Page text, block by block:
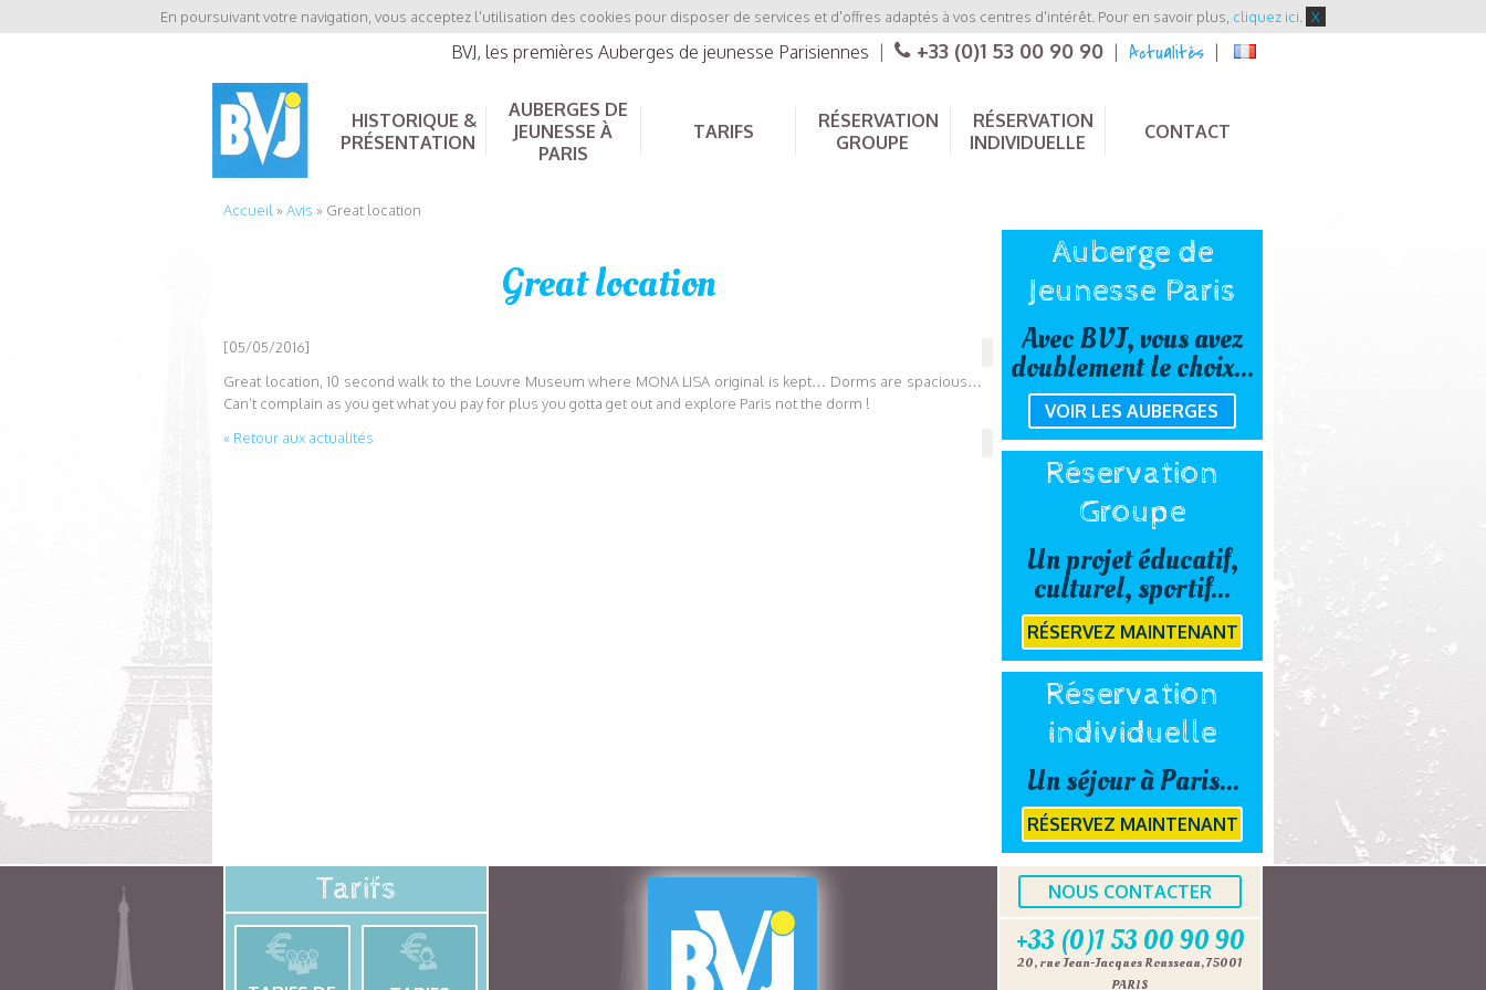
En poursuivant votre navigation, vous acceptez l'utilisation des cookies pour disposer de services et d'offres adaptés à vos centres d'intérêt. Pour en savoir plus, cliquez ici X
BVJ, les premières Auberges de jeunesse Parisiennes +33 (0)1 53 00 90 90 Actualités
HISTORIQUE &
PRÉSENTATION
AUBERGES DE
JEUNESSE À
PARIS
TARIFS
RÉSERVATION
GROUPE
RÉSERVATION
INDIVIDUELLE
CONTACT
Accueil »Avis » Great location
Great location
[05/05/2016]
Great location, 10 second walk to the Louvre Museum where MONA LISA original is kept… Dorms are spacious…
Can’t complain as you get what you pay for plus you gotta get out and explore Paris not the dorm !
« Retour aux actualités
Auberge de
Jeunesse Paris
Avec BVJ, vous avez
doublement le choix...
VOIR LES AUBERGES
Réservation
Groupe
Un projet éducatif,
culturel, sportif...
RÉSERVEZ MAINTENANT
Réservation
individuelle
Un séjour à Paris...
RÉSERVEZ MAINTENANT
Tarifs NOUS CONTACTER
+33 (0)1 53 00 90 90
20, rue Jean-Jacques Rousseau, 75001
PARIS